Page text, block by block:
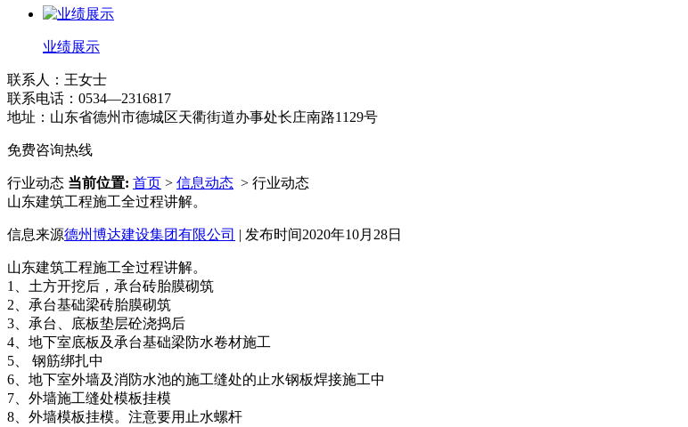
业绩展示
联系人：王女士
联系电话：0534—2316817
地址：山东省德州市德城区天衢街道办事处长庄南路1129号
免费咨询热线
行业动态 当前位置: 首页 > 信息动态 > 行业动态
山东建筑工程施工全过程讲解。
信息来源德州博达建设集团有限公司 | 发布时间2020年10月28日
山东建筑工程施工全过程讲解。
1、土方开挖后，承台砖胎膜砌筑
2、承台基础梁砖胎膜砌筑
3、承台、底板垫层砼浇捣后
4、地下室底板及承台基础梁防水卷材施工
5、 钢筋绑扎中
6、地下室外墙及消防水池的施工缝处的止水钢板焊接施工中
7、外墙施工缝处模板挂模
8、外墙模板挂模。注意要用止水螺杆